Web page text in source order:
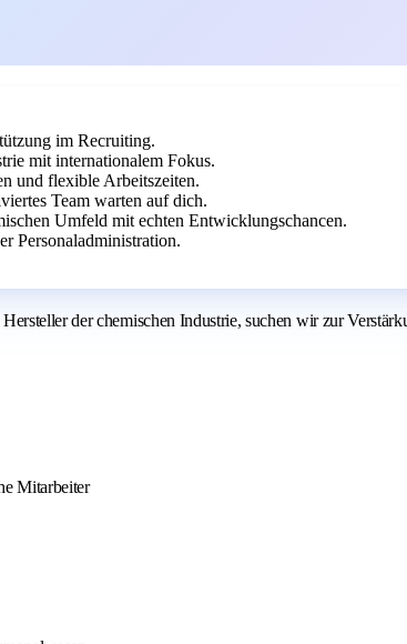
im Recruiting.
mit internationalem Fokus.
und flexible Arbeitszeiten.
Team warten auf dich.
Umfeld mit echten Entwicklungschancen.
Personaladministration.
der chemischen Industrie, suchen wir zur
Mitarbeiter